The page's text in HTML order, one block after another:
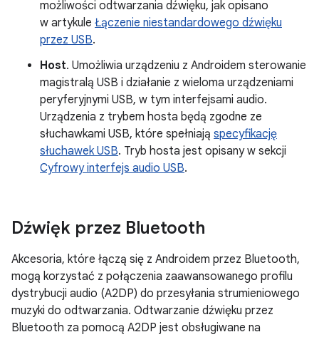
możliwości odtwarzania dźwięku, jak opisano
w artykule Łączenie niestandardowego dźwięku
przez USB.
Host. Umożliwia urządzeniu z Androidem sterowanie
magistralą USB i działanie z wieloma urządzeniami
peryferyjnymi USB, w tym interfejsami audio.
Urządzenia z trybem hosta będą zgodne ze
słuchawkami USB, które spełniają specyfikację
słuchawek USB. Tryb hosta jest opisany w sekcji
Cyfrowy interfejs audio USB.
Dźwięk przez Bluetooth
Akcesoria, które łączą się z Androidem przez Bluetooth,
mogą korzystać z połączenia zaawansowanego profilu
dystrybucji audio (A2DP) do przesyłania strumieniowego
muzyki do odtwarzania. Odtwarzanie dźwięku przez
Bluetooth za pomocą A2DP jest obsługiwane na